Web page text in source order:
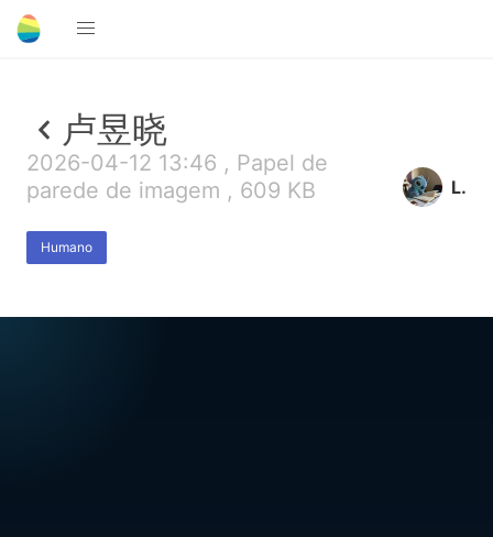
卢昱晓
2026-04-12 13:46 , Papel de
parede de imagem , 609 KB
Humano
L.